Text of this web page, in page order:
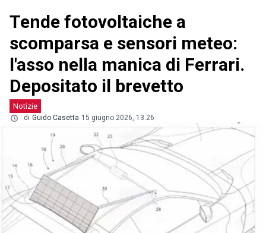
Tende fotovoltaiche a
scomparsa e sensori meteo:
l'asso nella manica di Ferrari.
Depositato il brevetto
Notizie
di Guido Casetta 15 giugno 2026, 13.26